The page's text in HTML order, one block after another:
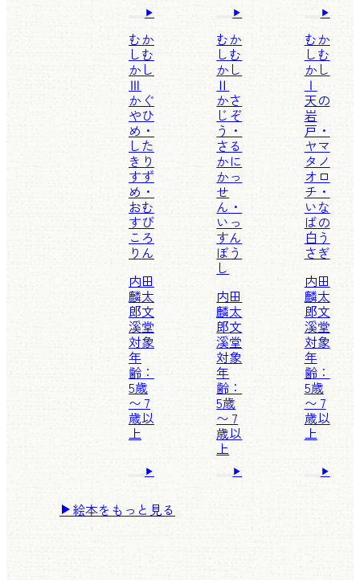
むか
しむ
かし
Ⅲ
かぐ
やひ
め・
した
きり
すず
め・
おむ
すび
ころ
りん
内田
麟太
郎文
溪堂
対象
年
齢：
5歳
〜 7
歳以
上
むか
しむ
かし
Ⅱ
かさ
じぞ
う・
さる
かに
かっ
せ
ん・
いっ
すん
ぼう
し
内田
麟太
郎文
溪堂
対象
年
齢：
5歳
〜 7
歳以
上
むか
しむ
かし
Ⅰ
天の
岩
戸・
ヤマ
タノ
オロ
チ・
いな
ばの
白う
さぎ
内田
麟太
郎文
溪堂
対象
年
齢：
5歳
〜 7
歳以
上
絵本をもっと見る